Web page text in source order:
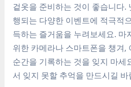
겉옷을 준비하는 것이 좋습니다.
행되는 다양한 이벤트에 적극적
득하는 즐거움을 누려보세요. 마
위한 카메라나 스마트폰을 챙겨,
순간을 기록하는 것을 잊지 마세
서 잊지 못할 추억을 만드시길 바